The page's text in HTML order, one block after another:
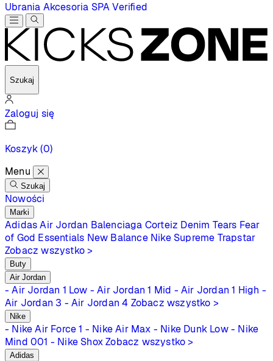
Ubrania Akcesoria SPAVerified
Szukaj
Zaloguj się
Koszyk(0)
Menu
Szukaj
Nowości
Marki
Adidas Air Jordan Balenciaga Corteiz Denim Tears Fear
of God Essentials New Balance Nike Supreme Trapstar
Zobacz wszystko >
Buty
Air Jordan
- Air Jordan 1 Low - Air Jordan 1 Mid - Air Jordan 1 High -
Air Jordan 3 - Air Jordan 4 Zobacz wszystko >
Nike
- Nike Air Force 1 - Nike Air Max - Nike Dunk Low - Nike
Mind 001 - Nike Shox Zobacz wszystko >
Adidas